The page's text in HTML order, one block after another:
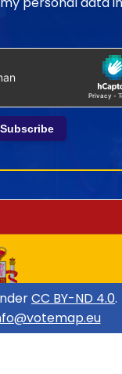
Subscribe
CC BY-ND 4.0.